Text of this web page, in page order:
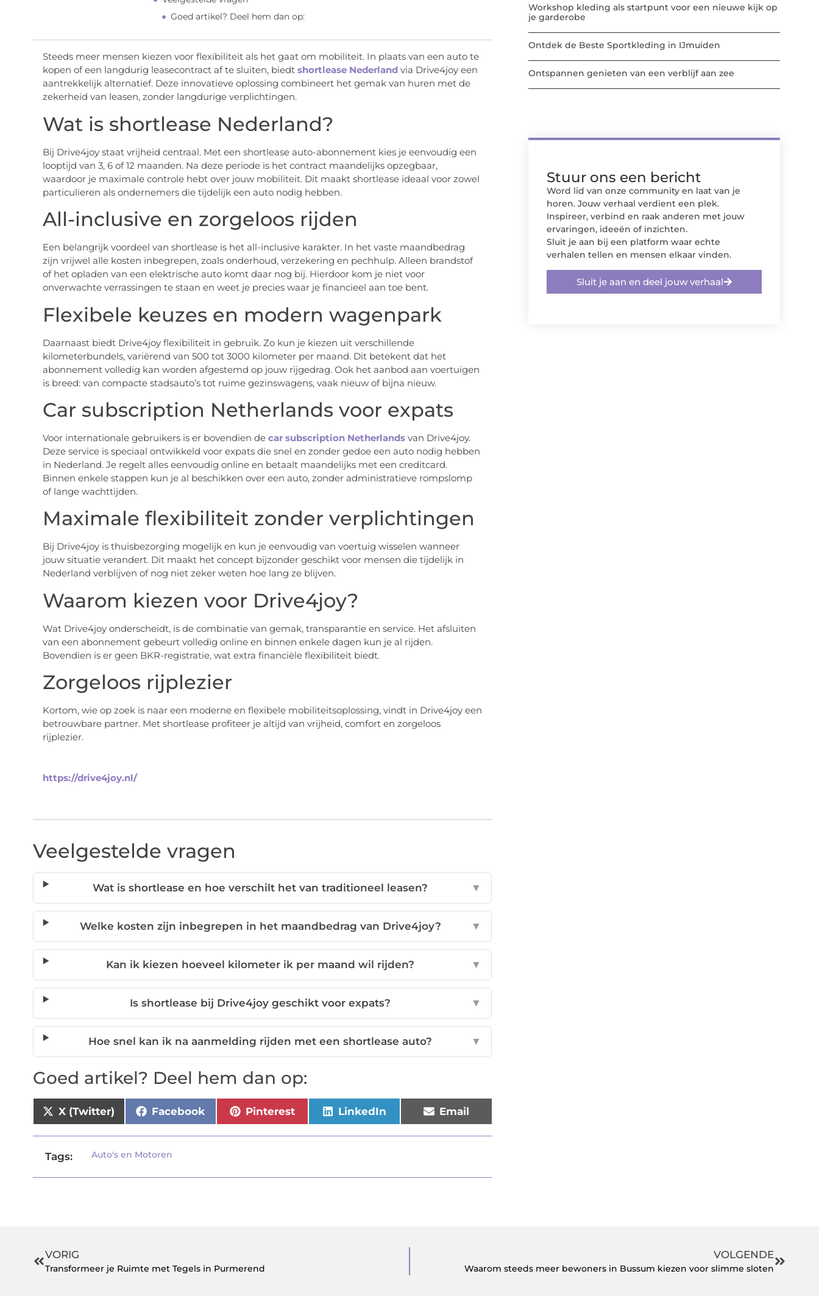
Goed artikel? Deel hem dan op:
Steeds meer mensen kiezen voor flexibiliteit als het gaat om mobiliteit. In plaats van een auto te
kopen of een langdurig leasecontract af te sluiten, biedt shortlease Nederlandvia Drive4joy een
aantrekkelijk alternatief. Deze innovatieve oplossing combineert het gemak van huren met de
zekerheid van leasen, zonder langdurige verplichtingen.
Wat is shortlease Nederland?
Bij Drive4joy staat vrijheid centraal. Met een shortlease auto-abonnement kies je eenvoudig een
looptijd van 3, 6 of 12 maanden. Na deze periode is het contract maandelijks opzegbaar,
waardoor je maximale controle hebt over jouw mobiliteit. Dit maakt shortlease ideaal voor zowel
particulieren als ondernemers die tijdelijk een auto nodig hebben.
All-inclusive en zorgeloos rijden
Een belangrijk voordeel van shortlease is het all-inclusive karakter. In het vaste maandbedrag
zijn vrijwel alle kosten inbegrepen, zoals onderhoud, verzekering en pechhulp. Alleen brandstof
of het opladen van een elektrische auto komt daar nog bij. Hierdoor kom je niet voor
onverwachte verrassingen te staan en weet je precies waar je financieel aan toe bent.
Flexibele keuzes en modern wagenpark
Daarnaast biedt Drive4joy flexibiliteit in gebruik. Zo kun je kiezen uit verschillende
kilometerbundels, variërend van 500 tot 3000 kilometer per maand. Dit betekent dat het
abonnement volledig kan worden afgestemd op jouw rijgedrag. Ook het aanbod aan voertuigen
is breed: van compacte stadsauto’s tot ruime gezinswagens, vaak nieuw of bijna nieuw.
Car subscription Netherlands voor expats
Voor internationale gebruikers is er bovendien de car subscription Netherlandsvan Drive4joy.
Deze service is speciaal ontwikkeld voor expats die snel en zonder gedoe een auto nodig hebben
in Nederland. Je regelt alles eenvoudig online en betaalt maandelijks met een creditcard.
Binnen enkele stappen kun je al beschikken over een auto, zonder administratieve rompslomp
of lange wachttijden.
Maximale flexibiliteit zonder verplichtingen
Bij Drive4joy is thuisbezorging mogelijk en kun je eenvoudig van voertuig wisselen wanneer
jouw situatie verandert. Dit maakt het concept bijzonder geschikt voor mensen die tijdelijk in
Nederland verblijven of nog niet zeker weten hoe lang ze blijven.
Waarom kiezen voor Drive4joy?
Wat Drive4joy onderscheidt, is de combinatie van gemak, transparantie en service. Het afsluiten
van een abonnement gebeurt volledig online en binnen enkele dagen kun je al rijden.
Bovendien is er geen BKR-registratie, wat extra financiële flexibiliteit biedt.
Zorgeloos rijplezier
Kortom, wie op zoek is naar een moderne en flexibele mobiliteitsoplossing, vindt in Drive4joy een
betrouwbare partner. Met shortlease profiteer je altijd van vrijheid, comfort en zorgeloos
rijplezier.
https://drive4joy.nl/
Veelgestelde vragen
Wat is shortlease en hoe verschilt het van traditioneel leasen? ▼
Welke kosten zijn inbegrepen in het maandbedrag van Drive4joy? ▼
Kan ik kiezen hoeveel kilometer ik per maand wil rijden? ▼
Is shortlease bij Drive4joy geschikt voor expats? ▼
Hoe snel kan ik na aanmelding rijden met een shortlease auto? ▼
Goed artikel? Deel hem dan op:
X (Twitter) Facebook Pinterest LinkedIn Email
Tags: Auto's en Motoren
Workshop kleding als startpunt voor een nieuwe kijk op
je garderobe
Ontdek de Beste Sportkleding in IJmuiden
Ontspannen genieten van een verblijf aan zee
Stuur ons een bericht
Word lid van onze community en laat van je
horen. Jouw verhaal verdient een plek.
Inspireer, verbind en raak anderen met jouw
ervaringen, ideeën of inzichten.
Sluit je aan bij een platform waar echte
verhalen tellen en mensen elkaar vinden.
Sluit je aan en deel jouw verhaal
VORIG
Transformeer je Ruimte met Tegels in Purmerend
VOLGENDE
Waarom steeds meer bewoners in Bussum kiezen voor slimme sloten